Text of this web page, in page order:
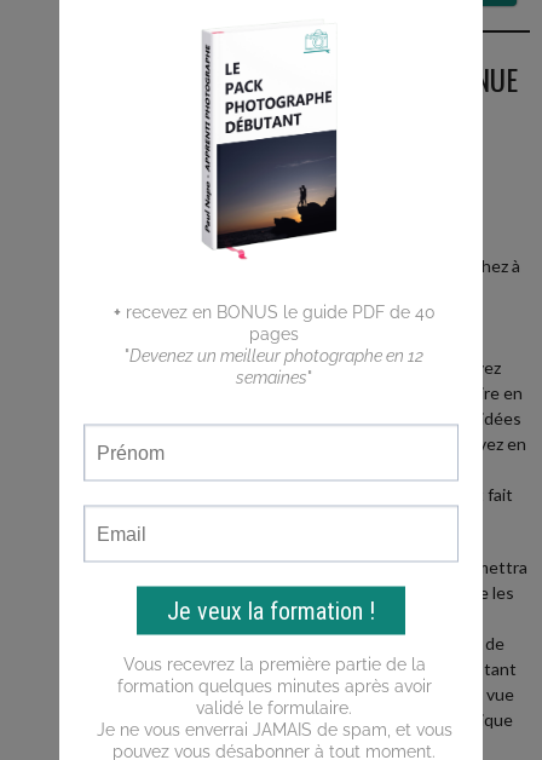
BIENVENUE
Vous cherchez à
meilleures
Vous n'arrivez
pas a traduire en
photos les idées
que vous avez en
Ce blog est fait
Il vous permettra
d'apprendre les
photo, puis de
progresser tant
du point de vue
de la technique
que de la